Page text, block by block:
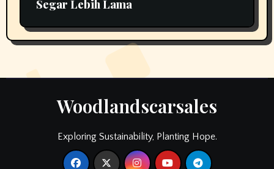
Segar Lebih Lama
Woodlandscarsales
Exploring Sustainability, Planting Hope.